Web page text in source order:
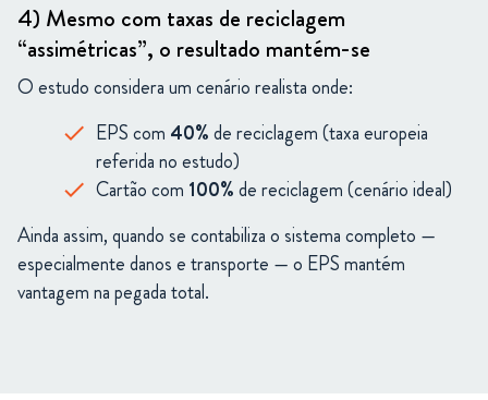
4) Mesmo com taxas de reciclagem
“assimétricas”, o resultado mantém-se
O estudo considera um cenário realista onde:
EPS com 40%de reciclagem (taxa europeia
referida no estudo)
Cartão com 100%de reciclagem (cenário ideal)
Ainda assim, quando se contabiliza o sistema completo —
especialmente danos e transporte — o EPS mantém
vantagem na pegada total.